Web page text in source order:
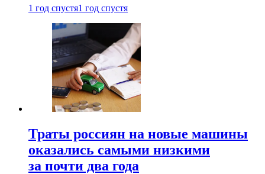
1 год спустя1 год спустя
Траты россиян на новые машины
оказались самыми низкими
за почти два года